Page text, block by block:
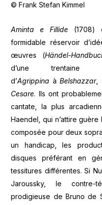
© Frank Stefan Kimmel
Aminta e Fillide (1708)
formidable réservoir
œuvres (Händel-
d’une trentaine
d’Agrippina àBelshazzar,
Cesare. Ils ont
cantate, la plus
Haendel, qui n’attire
composée pour deux
un handicap, les
disques préférant en
tessitures différentes. Si
Jaroussky, le contre-
prodigieuse de Bruno de